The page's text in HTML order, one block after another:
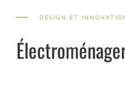
DESIGN ET